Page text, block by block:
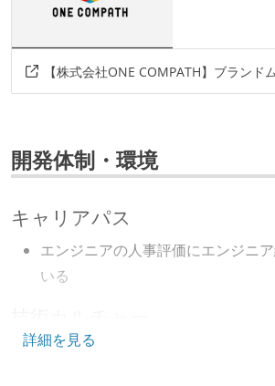
その他
amazon-opensearch-service
【株式会社ONE COMPATH】ブランド
開発体制・環境
キャリアパス
エンジニアの人事評価にエンジニ
いる
CTO またはそれに準じる、技術や
詳細を見る